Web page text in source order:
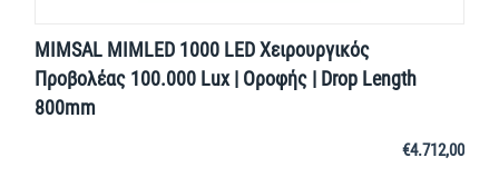
MIMSAL MIMLED 1000 LED Χειρουργικός
Προβολέας 100.000 Lux | Οροφής | Drop Length
800mm
€4.712,00